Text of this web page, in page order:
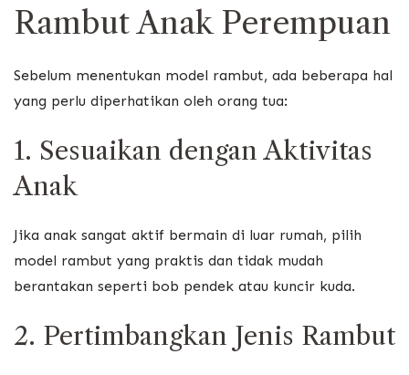
Rambut Anak Perempuan
Sebelum menentukan model rambut, ada beberapa hal
yang perlu diperhatikan oleh orang tua:
1. Sesuaikan dengan Aktivitas
Anak
Jika anak sangat aktif bermain di luar rumah, pilih
model rambut yang praktis dan tidak mudah
berantakan seperti bob pendek atau kuncir kuda.
2. Pertimbangkan Jenis Rambut